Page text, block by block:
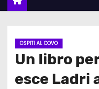
OSPITI AL COVO
Un libro
esce Ladri